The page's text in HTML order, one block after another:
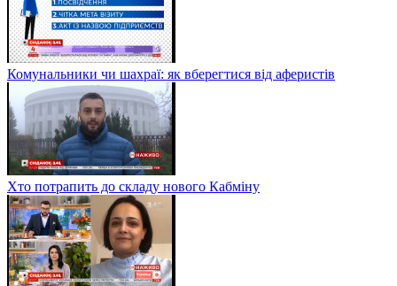
Комунальники чи шахраї: як вберегтися від аферистів
Хто потрапить до складу нового Кабміну